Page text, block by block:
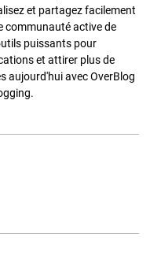
et partagez facilement
communauté active de
puissants pour
et attirer plus de
aujourd'hui avec OverBlog